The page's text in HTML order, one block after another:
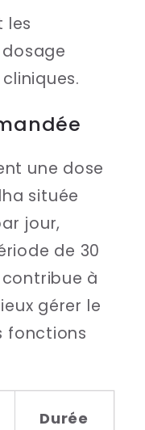
les
une dose
située
jour,
de 30
à
gérer le
fonctions
Durée